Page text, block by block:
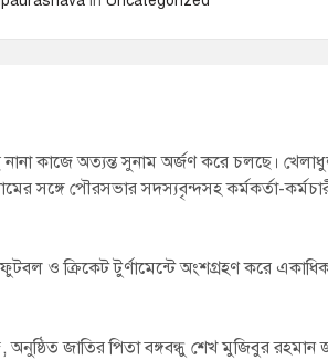
কাজে অত্যন্ত সুনাম অর্জণ করে চলছে।
সঙ্গে পৌরসভার সদস্যবৃন্দসহ কর্মকর্তা-
ও ক্রিকেট টুর্ণামেন্টে অংশগ্রহণ করে
জাতির পিতা বঙ্গবন্ধু শেখ মুজিবুর রহমান